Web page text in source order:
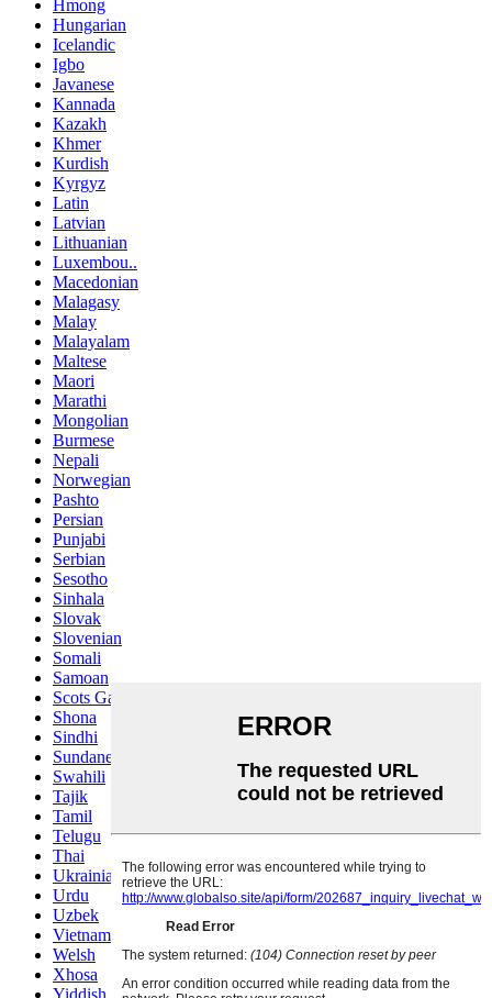
Hmong
Hungarian
Icelandic
Igbo
Javanese
Kannada
Kazakh
Khmer
Kurdish
Kyrgyz
Latin
Latvian
Lithuanian
Luxembou..
Macedonian
Malagasy
Malay
Malayalam
Maltese
Maori
Marathi
Mongolian
Burmese
Nepali
Norwegian
Pashto
Persian
Punjabi
Serbian
Sesotho
Sinhala
Slovak
Slovenian
Somali
Samoan
Scots Gaelic
Shona
Sindhi
Sundanese
Swahili
Tajik
Tamil
Telugu
Thai
Ukrainian
Urdu
Uzbek
Vietnamese
Welsh
Xhosa
Yiddish